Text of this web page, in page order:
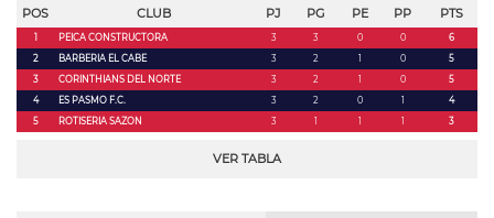
POS CLUB PJ PG PE PP PTS
1 PEICA CONSTRUCTORA 3 3 0 0
6
2
BARBERIA EL CABE 3 2 1 0
5
3
CORINTHIANS DEL NORTE 3 2 1 0
5
4
ES PASMO F.C. 3 2 0 1
4
5
ROTISERIA SAZON 3 1 1 1 3
VER TABLA